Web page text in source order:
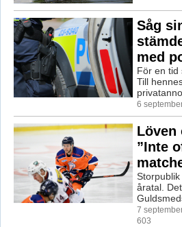
Såg
med
För en tid
Till
6
Löven
”Inte
åratal.
7
603